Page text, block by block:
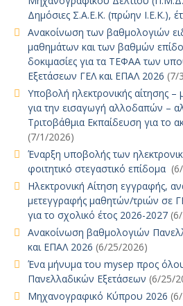
Δημόσιες Σ.Α.Ε.Κ. (πρώην Ι.Ε.Κ.),
Ανακοίνωση των βαθμολογιών
μαθημάτων και των βαθμών
δοκιμασίες για τα ΤΕΦΑΑ των
Εξετάσεων ΓΕΛ και ΕΠΑΛ 2026 (7/
Υποβολή ηλεκτρονικής αίτησης
για την εισαγωγή αλλοδαπών –
Τριτοβάθμια Εκπαίδευση για το
(7/1/2026)
Έναρξη υποβολής των
φοιτητικό στεγαστικό επίδομα
Ηλεκτρονική Αίτηση εγγραφής,
μετεγγραφής μαθητών/τριών σε
για το σχολικό έτος 2026-2027
Ανακοίνωση βαθμολογιών
και ΕΠΑΛ 2026 (6/25/2026)
Ένα μήνυμα του mysep προς
Πανελλαδικών Εξετάσεων (6/25/
Μηχανογραφικό Κύπρου 2026